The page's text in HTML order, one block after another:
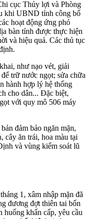
cục Thủy lợi và Phòng
khi UBND tỉnh công bố
hoạt động ứng phó
bàn tỉnh được thực hiện
và hiệu quả. Các thủ tục
như nạo vét, giải
trữ nước ngọt; sửa chữa
hành hợp lý hệ thống
cho dân... Đặc biệt,
với quy mô 506 máy
đảm bảo ngăn mặn,
cây ăn trái, hoa màu tại
và vùng kiểm soát lũ
1, xâm nhập mặn đã
đương đợt thiên tai bốn
khẩn cấp, yêu cầu